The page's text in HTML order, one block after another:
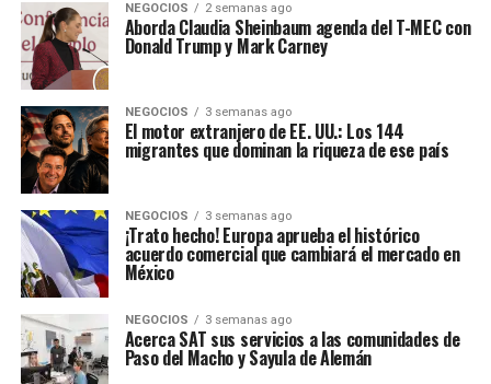
NEGOCIOS 2 semanas ago
Aborda Claudia Sheinbaum agenda del T-MEC con
Donald Trump y Mark Carney
NEGOCIOS 3 semanas ago
El motor extranjero de EE. UU.: Los 144
migrantes que dominan la riqueza de ese país
NEGOCIOS 3 semanas ago
¡Trato hecho! Europa aprueba el histórico
acuerdo comercial que cambiará el mercado en
México
NEGOCIOS 3 semanas ago
Acerca SAT sus servicios a las comunidades de
Paso del Macho y Sayula de Alemán